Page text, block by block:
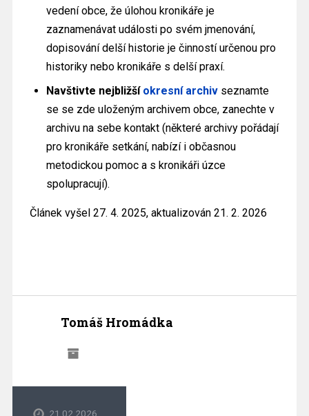
vedení obce, že úlohou kronikáře je
zaznamenávat události po svém jmenování,
dopisování delší historie je činností určenou pro
historiky nebo kronikáře s delší praxí.
Navštivte nejbližší okresní archiv seznamte
se se zde uloženým archivem obce, zanechte v
archivu na sebe kontakt (některé archivy pořádají
pro kronikáře setkání, nabízí i občasnou
metodickou pomoc a s kronikáři úzce
spolupracují).
Článek vyšel 27. 4. 2025, aktualizován 21. 2. 2026
Tomáš Hromádka
21.02.2026